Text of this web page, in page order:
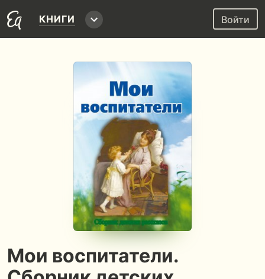
КНИГИ Войти
Мои воспитатели.